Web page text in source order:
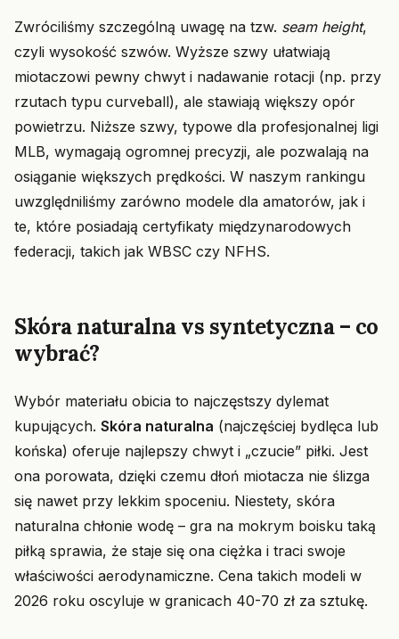
Zwróciliśmy szczególną uwagę na tzw. seam height,
czyli wysokość szwów. Wyższe szwy ułatwiają
miotaczowi pewny chwyt i nadawanie rotacji (np. przy
rzutach typu curveball), ale stawiają większy opór
powietrzu. Niższe szwy, typowe dla profesjonalnej ligi
MLB, wymagają ogromnej precyzji, ale pozwalają na
osiąganie większych prędkości. W naszym rankingu
uwzględniliśmy zarówno modele dla amatorów, jak i
te, które posiadają certyfikaty międzynarodowych
federacji, takich jak WBSC czy NFHS.
Skóra naturalna vs syntetyczna – co
wybrać?
Wybór materiału obicia to najczęstszy dylemat
kupujących. Skóra naturalna (najczęściej bydlęca lub
końska) oferuje najlepszy chwyt i „czucie” piłki. Jest
ona porowata, dzięki czemu dłoń miotacza nie ślizga
się nawet przy lekkim spoceniu. Niestety, skóra
naturalna chłonie wodę – gra na mokrym boisku taką
piłką sprawia, że staje się ona ciężka i traci swoje
właściwości aerodynamiczne. Cena takich modeli w
2026 roku oscyluje w granicach 40-70 zł za sztukę.